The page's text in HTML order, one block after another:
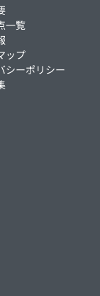
一覧
ップ
シーポリシー